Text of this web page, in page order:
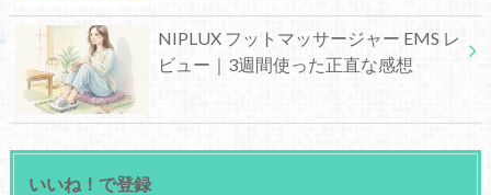
NIPLUX フットマッサージャー EMS レ
ビュー｜3週間使った正直な感想
いいね！で登録